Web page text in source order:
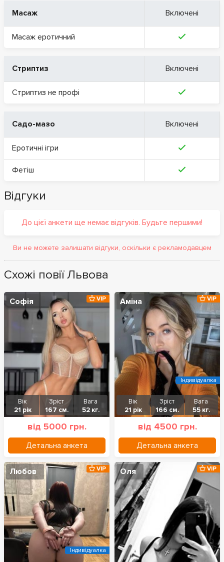
Масаж Включені
Масаж еротичний
Стриптиз Включені
Стриптиз не профі
Садо-мазо Включені
Еротичні ігри
Фетіш
Відгуки
До цієї анкети ще немає відгуків. Будьте першими!
Ви не можете залишати відгуки, оскільки є рекламодавцем
Схожі повії Львова
Софія
Вік
21 рік
Зріст
167 см.
Вага
52 кг.
від 5000 грн.
Детальна анкета
VIP Аміна
Вік
21 рік
Зріст
166 см.
Вага
55 кг.
від 4500 грн.
Детальна анкета
VIP
Індивідуалка
Любов VIP
Індивідуалка
Оля VIP